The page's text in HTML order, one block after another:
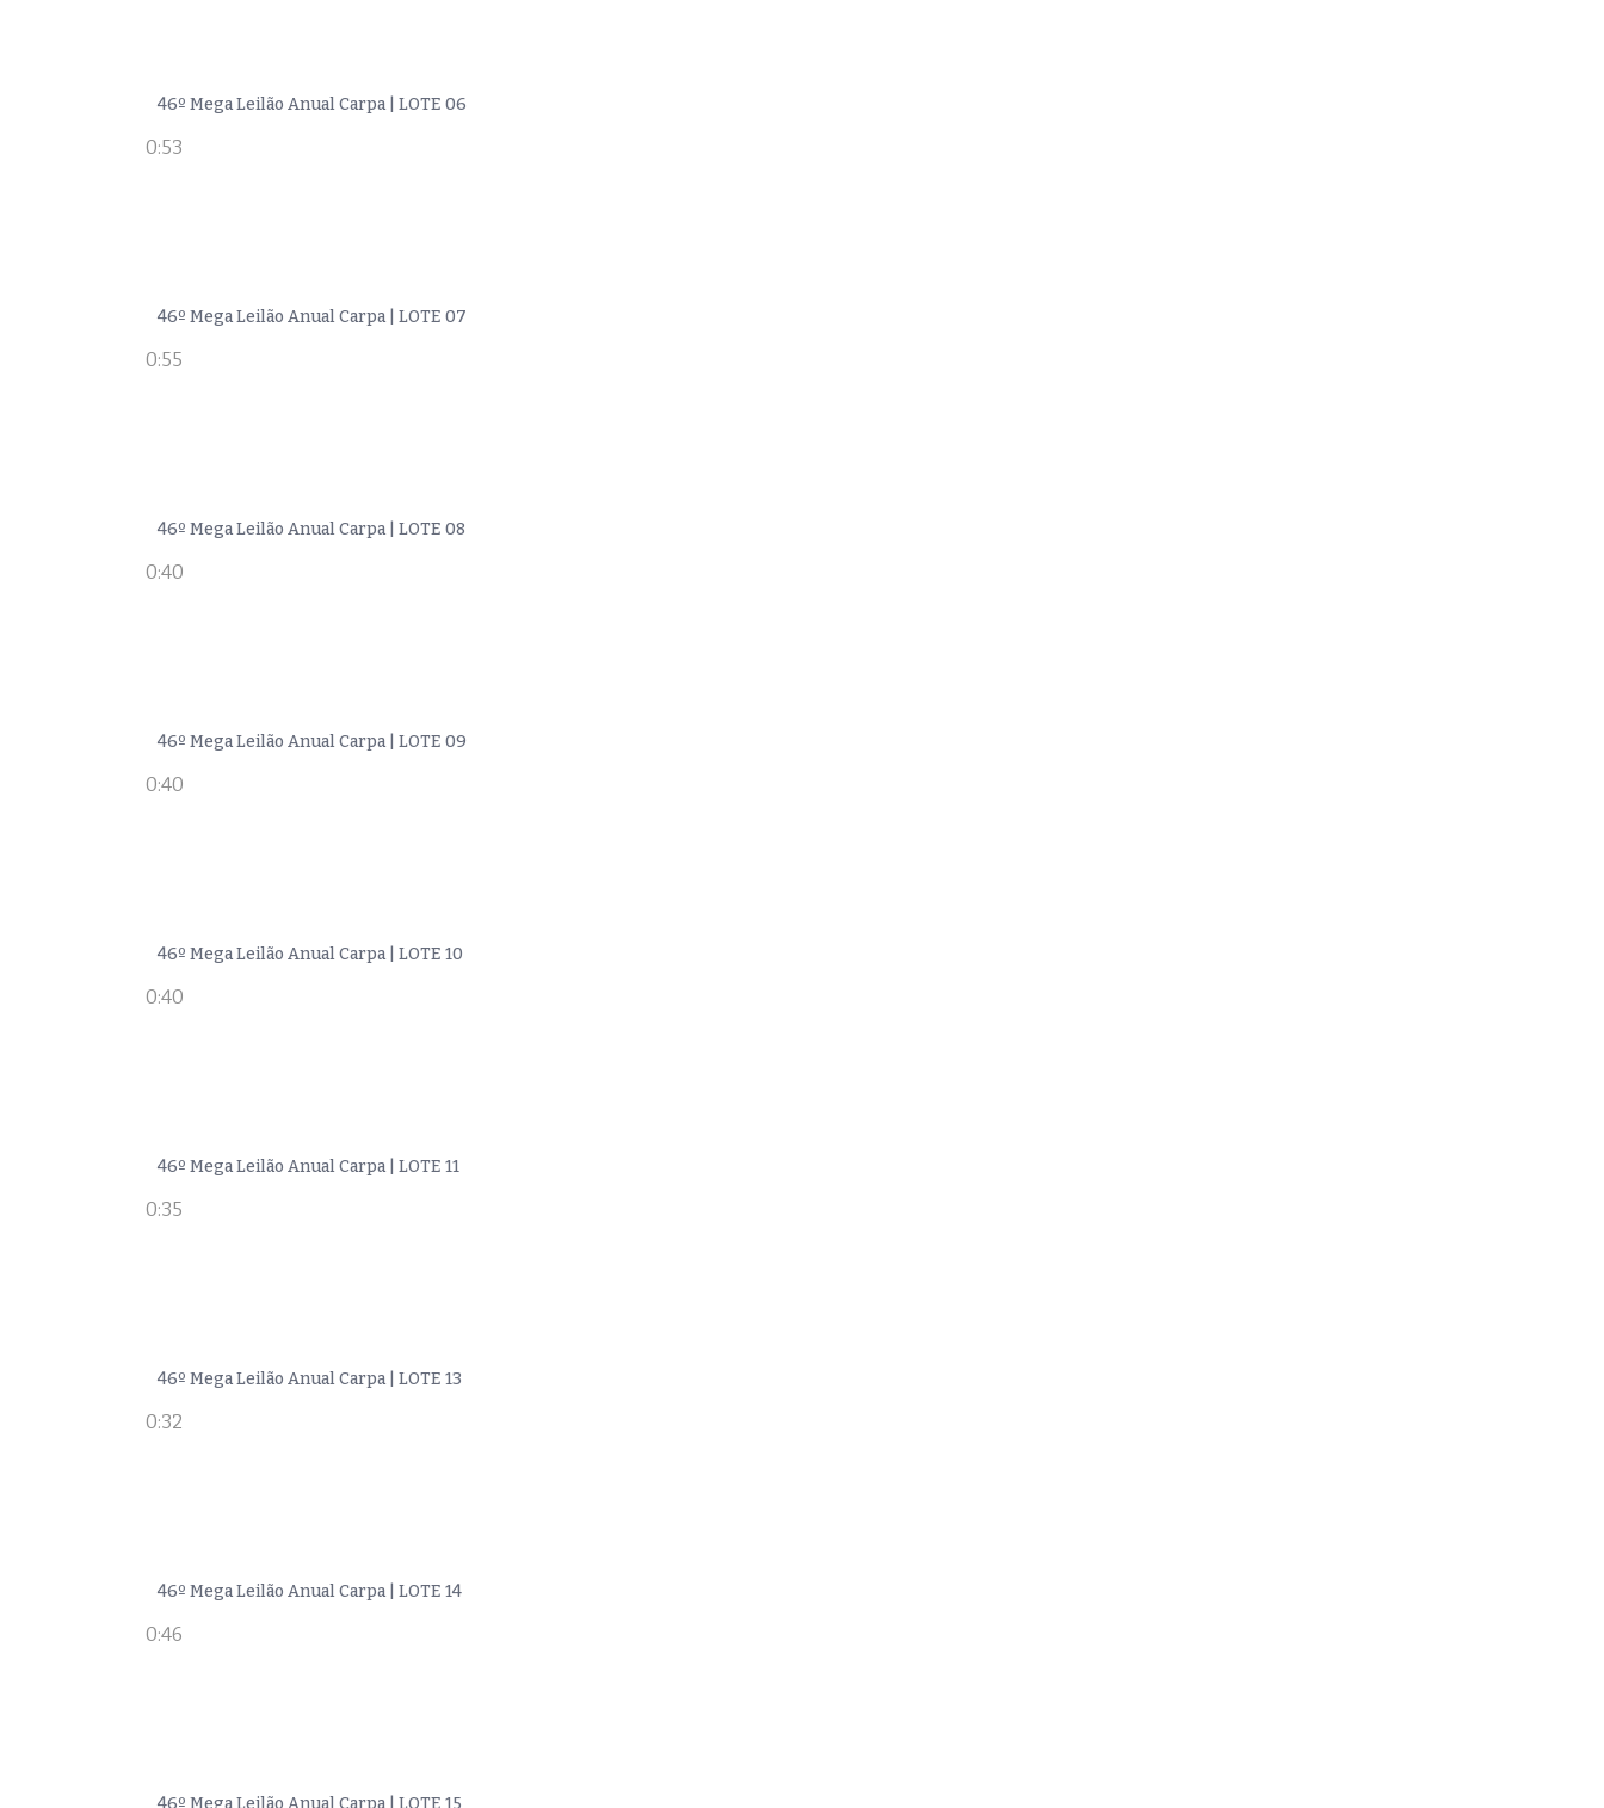
46º Mega Leilão Anual Carpa | LOTE 06
0:53
46º Mega Leilão Anual Carpa | LOTE 07
0:55
46º Mega Leilão Anual Carpa | LOTE 08
0:40
46º Mega Leilão Anual Carpa | LOTE 09
0:40
46º Mega Leilão Anual Carpa | LOTE 10
0:40
46º Mega Leilão Anual Carpa | LOTE 11
0:35
46º Mega Leilão Anual Carpa | LOTE 13
0:32
46º Mega Leilão Anual Carpa | LOTE 14
0:46
46º Mega Leilão Anual Carpa | LOTE 15